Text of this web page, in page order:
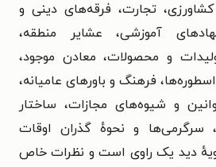
تجارت، فرقه‌های دینی و
آموزشی، عشایر منطقه،
و محصولات، معادن موجود،
فرهنگ و باورهای عامیانه،
و شیوه‌های مجازات، ساختار
سرگرمی‌ها و نحوهٔ گذران اوقات
دید یک راوی است و نظرات خاص